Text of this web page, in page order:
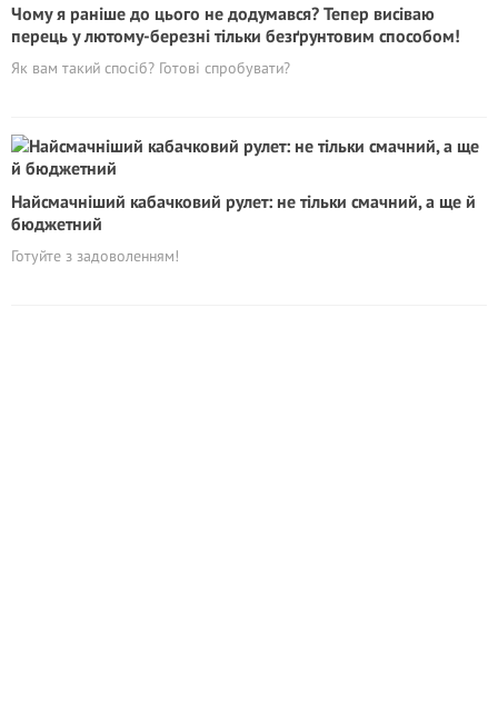
Чому я раніше до цього не додумався? Тепер висіваю
перець у лютому-березні тільки безґрунтовим способом!
Як вам такий спосіб? Готові спробувати?
Найсмачніший кабачковий рулет: не тільки смачний, а ще й
бюджетний
Готуйте з задоволенням!